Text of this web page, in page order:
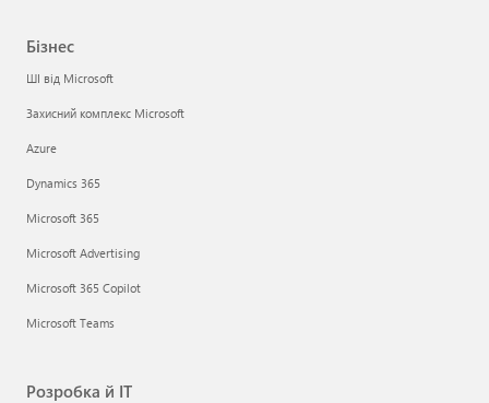
Бізнес
ШІ від Microsoft
Захисний комплекс Microsoft
Azure
Dynamics 365
Microsoft 365
Microsoft Advertising
Microsoft 365 Copilot
Microsoft Teams
Розробка й ІТ